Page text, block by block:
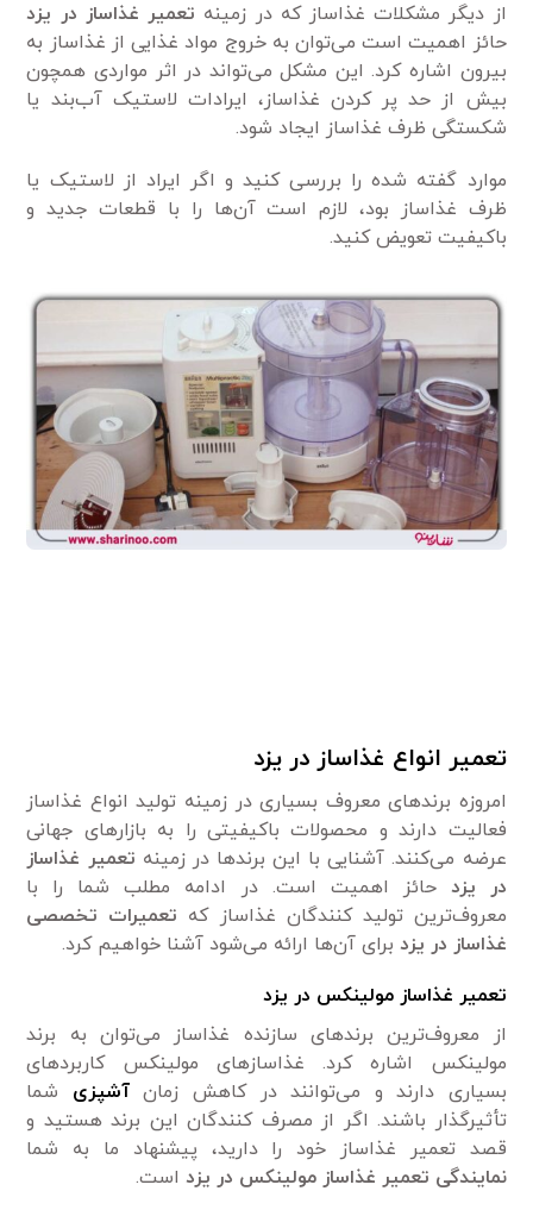
از دیگر مشکلات غذاساز که در زمینه تعمیر غذاساز در یزد
حائز اهمیت است می‌توان به خروج مواد غذایی از غذاساز به
بیرون اشاره کرد. این مشکل می‌تواند در اثر مواردی همچون
بیش از حد پر کردن غذاساز، ایرادات لاستیک آب‌بند یا
شکستگی ظرف غذاساز ایجاد شود.
موارد گفته شده را بررسی کنید و اگر ایراد از لاستیک یا
ظرف غذاساز بود، لازم است آن‌ها را با قطعات جدید و
باکیفیت تعویض کنید.
تعمیر انواع غذاساز در یزد
امروزه برند‌های معروف بسیاری در زمینه تولید انواع غذاساز
فعالیت دارند و محصولات باکیفیتی را به بازار‌های جهانی
عرضه می‌کنند. آشنایی با این برند‌ها در زمینه تعمیر غذاساز
در یزد حائز اهمیت است. در ادامه مطلب شما را با
معروف‌ترین تولید کنندگان غذاساز که تعمیرات تخصصی
غذاساز در یزد برای آن‌ها ارائه می‌شود آشنا خواهیم کرد.
تعمیر غذاساز مولینکس در یزد
از معروف‌ترین برند‌های سازنده غذاساز می‌توان به برند
مولینکس اشاره کرد. غذاساز‌های مولینکس کاربرد‌های
بسیاری دارند و می‌توانند در کاهش زمانآشپزی شما
تأثیرگذار باشند. اگر از مصرف کنندگان این برند هستید و
قصد تعمیر غذاساز خود را دارید، پیشنهاد ما به شما
نمایندگی تعمیر غذاساز مولینکس در یزد است.